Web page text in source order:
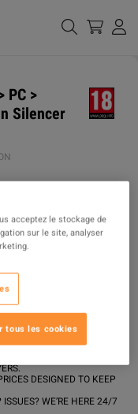
PC >
Silencer
acceptez le stockage de
sur le site, analyser
tous les cookies